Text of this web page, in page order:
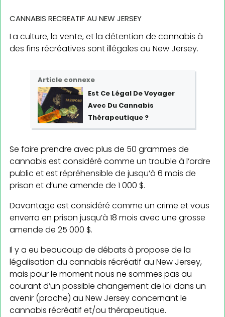
CANNABIS RECREATIF AU NEW JERSEY
La culture, la vente, et la détention de cannabis à
des fins récréatives sont illégales au New Jersey.
Article connexe
Est Ce Légal De Voyager
Avec Du Cannabis
Thérapeutique ?
Se faire prendre avec plus de 50 grammes de
cannabis est considéré comme un trouble à l’ordre
public et est répréhensible de jusqu’à 6 mois de
prison et d’une amende de 1 000 $.
Davantage est considéré comme un crime et vous
enverra en prison jusqu’à 18 mois avec une grosse
amende de 25 000 $.
Il y a eu beaucoup de débats à propose de la
légalisation du cannabis récréatif au New Jersey,
mais pour le moment nous ne sommes pas au
courant d’un possible changement de loi dans un
avenir (proche) au New Jersey concernant le
cannabis récréatif et/ou thérapeutique.